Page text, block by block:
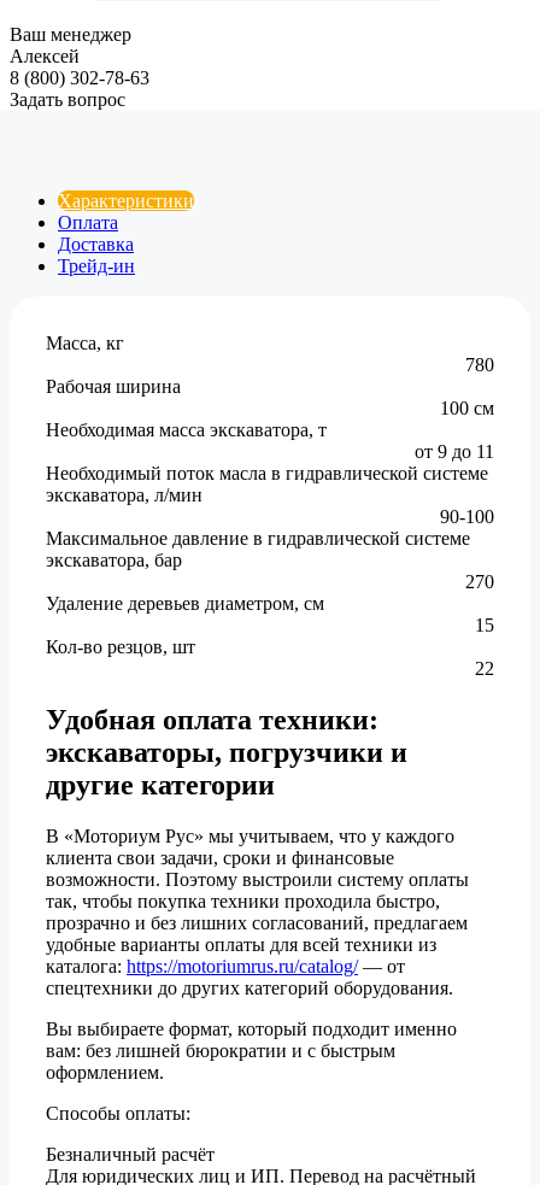
Ваш менеджер
Алексей
8 (800) 302-78-63
Задать вопрос
Характеристики
Оплата
Доставка
Трейд-ин
Масса, кг
780
Рабочая ширина
100 см
Необходимая масса экскаватора, т
от 9 до 11
Необходимый поток масла в гидравлической системе
экскаватора, л/мин
90-100
Максимальное давление в гидравлической системе
экскаватора, бар
270
Удаление деревьев диаметром, см
15
Кол-во резцов, шт
22
Удобная оплата техники:
экскаваторы, погрузчики и
другие категории
В «Моториум Рус» мы учитываем, что у каждого
клиента свои задачи, сроки и финансовые
возможности. Поэтому выстроили систему оплаты
так, чтобы покупка техники проходила быстро,
прозрачно и без лишних согласований, предлагаем
удобные варианты оплаты для всей техники из
каталога: https://motoriumrus.ru/catalog/— от
спецтехники до других категорий оборудования.
Вы выбираете формат, который подходит именно
вам: без лишней бюрократии и с быстрым
оформлением.
Способы оплаты:
Безналичный расчёт
Для юридических лиц и ИП. Перевод на расчётный